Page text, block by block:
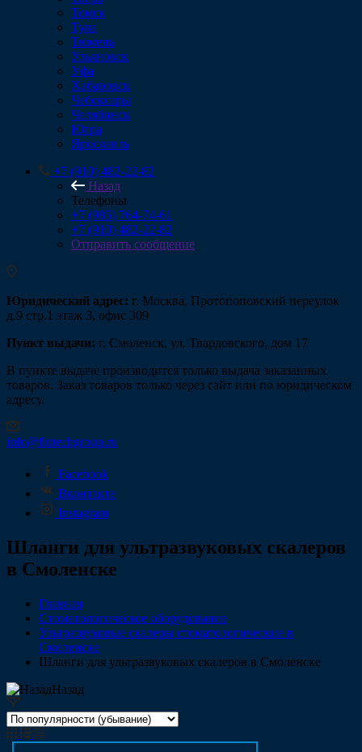
Томск
Тула
Тюмень
Ульяновск
Уфа
Хабаровск
Чебоксары
Челябинск
Югра
Ярославль
+7 (910) 482-22-82
Назад
Телефоны
+7 (985) 764-74-61
+7 (910) 482-22-82
Отправить сообщение
Юридический адрес: г. Москва, Протопоповский переулок
д.9 стр.1 этаж 3, офис 309
Пункт выдачи: г. Смоленск, ул. Твардовского, дом 17
В пункте выдаче производится только выдача заказанных
товаров. Заказ товаров только через сайт или по юридическом
адресу.
info@fintechgroup.ru
Facebook
Вконтакте
Instagram
Шланги для ультразвуковых скалеров
в Смоленске
Главная
Стоматологическое оборудование
Ультразвуковые скалеры стоматологические в
Смоленске
Шланги для ультразвуковых скалеров в Смоленске
Назад